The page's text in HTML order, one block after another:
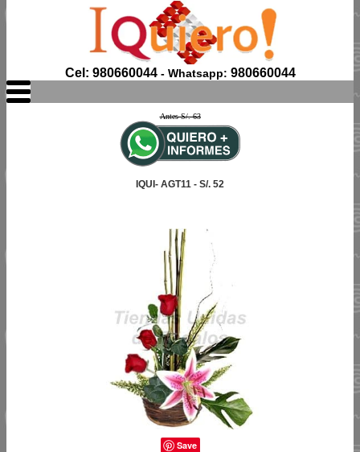
Cel: 980660044- Whatsapp: 980660044
Antes S/. 63
IQUI- AGT11 - S/. 52
Save